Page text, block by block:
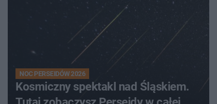
NOC PERSEIDÓW 2026
Kosmiczny spektakl nad Śląskiem.